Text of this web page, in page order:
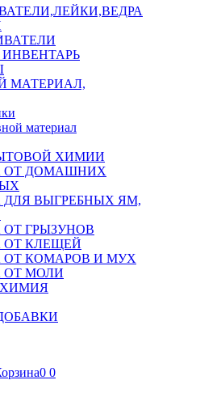
МАТЕРИАЛ,
материал
ХИМИИ
ОТ ДОМАШНИХ
ДЛЯ ВЫГРЕБНЫХ ЯМ,
ОТ ГРЫЗУНОВ
ОТ КЛЕЩЕЙ
ОТ КОМАРОВ И МУХ
ОТ МОЛИ
0 0